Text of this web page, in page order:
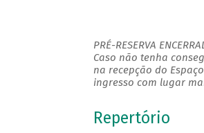
PRÉ-RESERVA
Caso não tenha
na recepção do
ingresso com lugar
Repertório